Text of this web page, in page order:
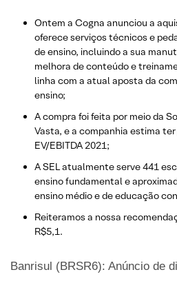
Ontem a Cogna anunciou a
oferece serviços técnicos e
de ensino, incluindo a sua
melhora de conteúdo e
linha com a atual aposta da
ensino;
A compra foi feita por meio da
Vasta, e a companhia estima
EV/EBITDA 2021;
A SEL atualmente serve 441
ensino fundamental e
ensino médio e de educação
Reiteramos a nossa
R$5,1.
Banrisul (BRSR6): Anúncio de